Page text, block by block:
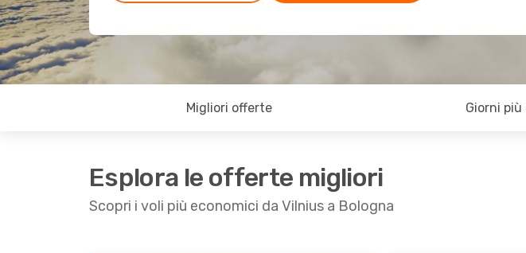
Migliori offerte Giorni
Esplora le offerte migliori
Scopri i voli più economici da Vilnius a Bologna